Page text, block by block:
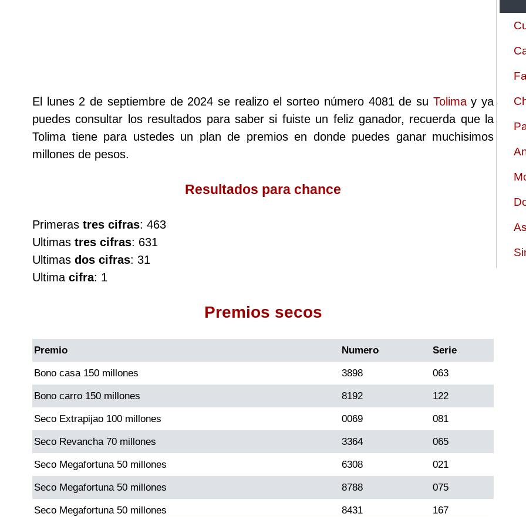
Antioqueñita Día
Antioqueñita Tarde
Astro Luna
Cafeterito Tarde
Caribeña Noche
Chontico Día
Chontico Noche
Culona día
Culona noche
El lunes 2 de septiembre de 2024 se realizo el sorteo número 4081 de su Tolimay ya
puedes consultar los resultados para saber si fuiste un feliz ganador, recuerda que la
Tolima tiene para ustedes un plan de premios en donde puedes ganar muchisimos
millones de pesos.
Resultados para chance
Primeras tres cifras: 463
Ultimas tres cifras: 631
Ultimas dos cifras: 31
Ultima cifra: 1
Premios secos
Premio Numero Serie
Bono casa 150 millones 3898 063
Bono carro 150 millones 8192 122
Seco Extrapijao 100 millones 0069 081
Seco Revancha 70 millones 3364 065
Seco Megafortuna 50 millones 6308 021
Seco Megafortuna 50 millones 8788 075
Seco Megafortuna 50 millones 8431 167